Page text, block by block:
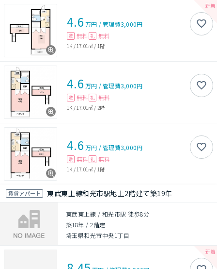
4.6 万円 /管理費3,000円
敷 無料 礼 無料
1K / 17.01㎡ / 1階
4.6 万円 /管理費3,000円
敷 無料 礼 無料
1K / 17.01㎡ / 2階
4.6 万円 /管理費3,000円
敷 無料 礼 無料
1K / 17.01㎡ / 1階
賃貸アパート 東武東上線和光市駅地上2階建て築19年
東武東上線 / 和光市駅 徒歩8分
築18年 /2階建
埼玉県和光市中央1丁目